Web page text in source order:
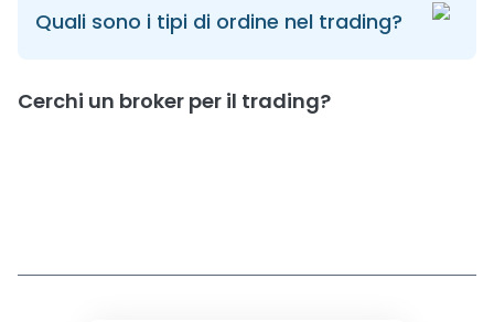
Quali sono i tipi di ordine nel trading?
Cerchi un broker per il trading?